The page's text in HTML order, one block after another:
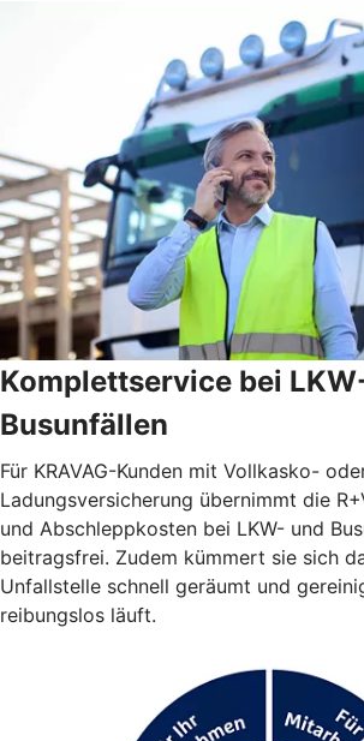
Komplettservice bei
Busunfällen
Für KRAVAG-Kunden mit Vollkasko-
Ladungsversicherung übernimmt die
und Abschleppkosten bei LKW- und
beitragsfrei. Zudem kümmert sie sich
Unfallstelle schnell geräumt und
reibungslos läuft.